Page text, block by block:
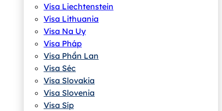
Visa Liechtenstein
Visa Lithuania
Visa Na Uy
Visa Pháp
Visa Phần Lan
Visa Séc
Visa Slovakia
Visa Slovenia
Visa Síp